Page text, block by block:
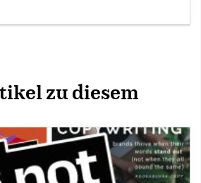
zu diesem